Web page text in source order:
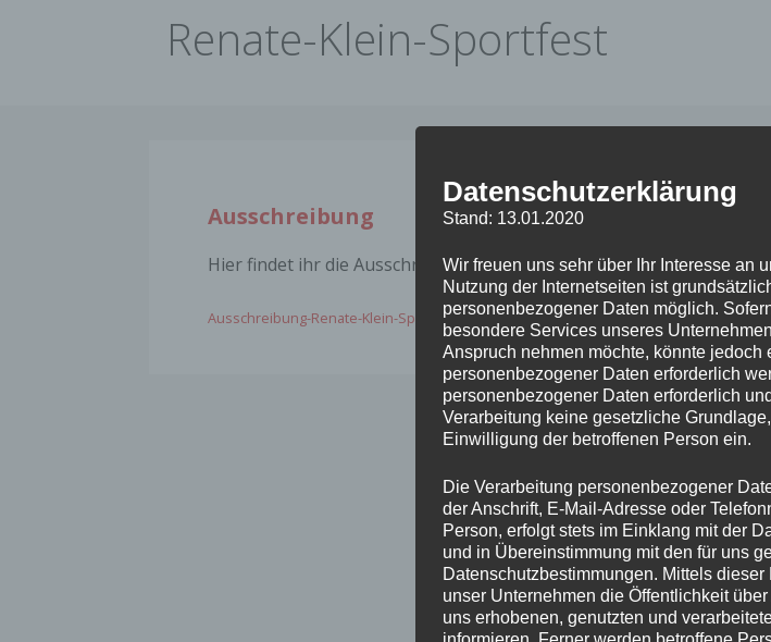
Renate-Klein-Sportfest
Ausschreibung
Hier findet ihr die Ausschreibung des diesjährigen Renate-Klein-
Ausschreibung-Renate-Klein-Sportfest-1 Herunterladen
Datenschutzerklärung
Stand: 13.01.2020
Wir freuen uns sehr über Ihr Interesse an
Nutzung der Internetseiten ist
personenbezogener Daten möglich.
besondere Services unseres
Anspruch nehmen möchte, könnte jedoch
personenbezogener Daten erforderlich
personenbezogener Daten erforderlich
Verarbeitung keine gesetzliche
Einwilligung der betroffenen Person ein.
Die Verarbeitung personenbezogener
der Anschrift, E-Mail-Adresse oder
Person, erfolgt stets im Einklang mit der
und in Übereinstimmung mit den für uns
Datenschutzbestimmungen. Mittels
unser Unternehmen die Öffentlichkeit
uns erhobenen, genutzten und